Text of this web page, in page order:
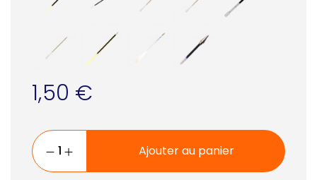
1,50 €
Ajouter au panier